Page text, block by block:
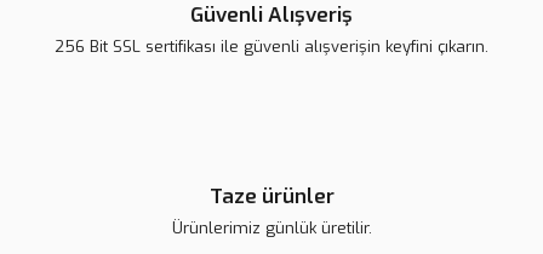
Güvenli Alışveriş
256 Bit SSL sertifikası ile güvenli alışverişin keyfini çıkarın.
Taze ürünler
Ürünlerimiz günlük üretilir.